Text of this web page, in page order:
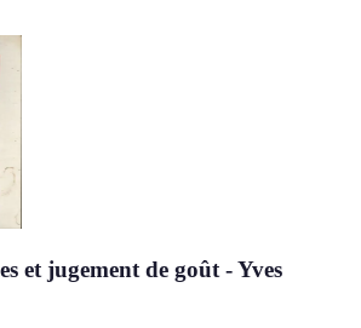
et jugement de goût - Yves